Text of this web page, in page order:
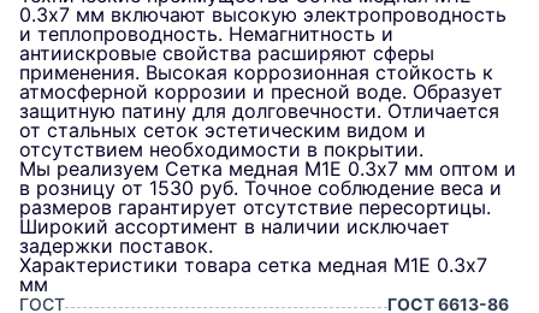
0.3х7 мм включают высокую электропроводность
и теплопроводность. Немагнитность и
антиискровые свойства расширяют сферы
применения. Высокая коррозионная стойкость к
атмосферной коррозии и пресной воде. Образует
защитную патину для долговечности. Отличается
от стальных сеток эстетическим видом и
отсутствием необходимости в покрытии.
Мы реализуем Сетка медная М1Е 0.3х7 мм оптом и
в розницу от 1530 руб. Точное соблюдение веса и
размеров гарантирует отсутствие пересортицы.
Широкий ассортимент в наличии исключает
задержки поставок.
Характеристики товара сетка медная М1Е 0.3х7
мм
ГОСТ ГОСТ 6613-86